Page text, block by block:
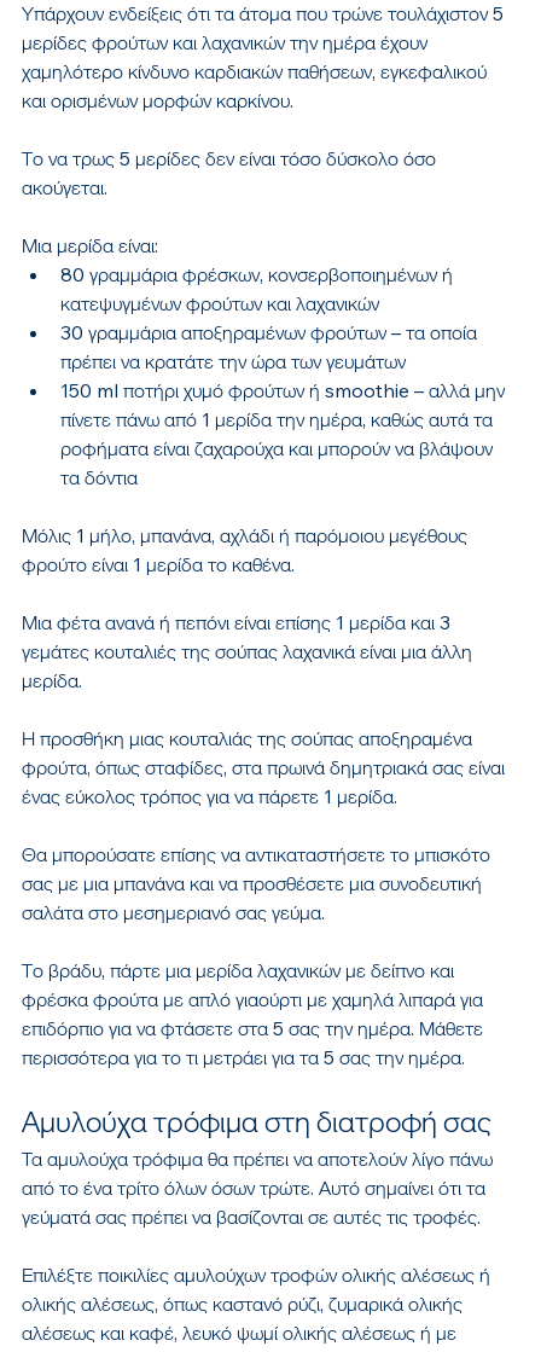
Υπάρχουν ενδείξεις ότι τα άτομα που τρώνε τουλάχιστον 5
μερίδες φρούτων και λαχανικών την ημέρα έχουν
χαμηλότερο κίνδυνο καρδιακών παθήσεων, εγκεφαλικού
και ορισμένων μορφών καρκίνου.
Το να τρως 5 μερίδες δεν είναι τόσο δύσκολο όσο
ακούγεται.
Μια μερίδα είναι:
80 γραμμάρια φρέσκων, κονσερβοποιημένων ή
κατεψυγμένων φρούτων και λαχανικών
30 γραμμάρια αποξηραμένων φρούτων – τα οποία
πρέπει να κρατάτε την ώρα των γευμάτων
150 ml ποτήρι χυμό φρούτων ή smoothie – αλλά μην
πίνετε πάνω από 1 μερίδα την ημέρα, καθώς αυτά τα
ροφήματα είναι ζαχαρούχα και μπορούν να βλάψουν
τα δόντια
Μόλις 1 μήλο, μπανάνα, αχλάδι ή παρόμοιου μεγέθους
φρούτο είναι 1 μερίδα το καθένα.
Μια φέτα ανανά ή πεπόνι είναι επίσης 1 μερίδα και 3
γεμάτες κουταλιές της σούπας λαχανικά είναι μια άλλη
μερίδα.
Η προσθήκη μιας κουταλιάς της σούπας αποξηραμένα
φρούτα, όπως σταφίδες, στα πρωινά δημητριακά σας είναι
ένας εύκολος τρόπος για να πάρετε 1 μερίδα.
Θα μπορούσατε επίσης να αντικαταστήσετε το μπισκότο
σας με μια μπανάνα και να προσθέσετε μια συνοδευτική
σαλάτα στο μεσημεριανό σας γεύμα.
Το βράδυ, πάρτε μια μερίδα λαχανικών με δείπνο και
φρέσκα φρούτα με απλό γιαούρτι με χαμηλά λιπαρά για
επιδόρπιο για να φτάσετε στα 5 σας την ημέρα. Μάθετε
περισσότερα για το τι μετράει για τα 5 σας την ημέρα.
Αμυλούχα τρόφιμα στη διατροφή σας
Τα αμυλούχα τρόφιμα θα πρέπει να αποτελούν λίγο πάνω
από το ένα τρίτο όλων όσων τρώτε. Αυτό σημαίνει ότι τα
γεύματά σας πρέπει να βασίζονται σε αυτές τις τροφές.
Επιλέξτε ποικιλίες αμυλούχων τροφών ολικής αλέσεως ή
ολικής αλέσεως, όπως καστανό ρύζι, ζυμαρικά ολικής
αλέσεως και καφέ, λευκό ψωμί ολικής αλέσεως ή με